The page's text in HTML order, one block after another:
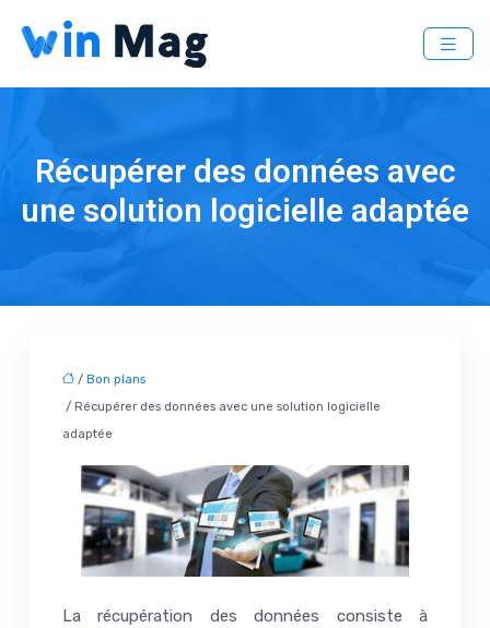
Récupérer des données avec
une solution logicielle adaptée
/ Bon plans
/ Récupérer des données avec une solution logicielle
adaptée
La récupération des données consiste à